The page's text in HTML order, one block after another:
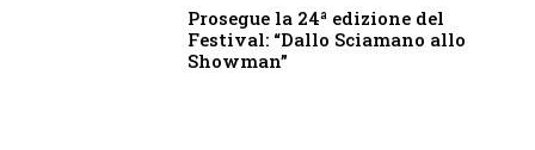
Prosegue la 24ª edizione del
Festival: “Dallo Sciamano allo
Showman”